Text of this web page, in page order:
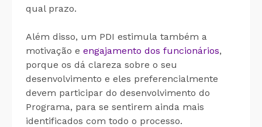
qual prazo.
Além disso, um PDI estimula também a
motivação e engajamento dos funcionários,
porque os dá clareza sobre o seu
desenvolvimento e eles preferencialmente
devem participar do desenvolvimento do
Programa, para se sentirem ainda mais
identificados com todo o processo.